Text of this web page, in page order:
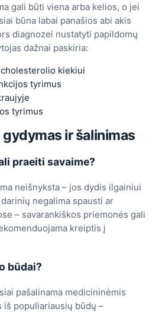
gali būti viena arba kelios, o jei
būna labai panašios abi akis
diagnozei nustatyti papildomų
dažnai paskiria:
kiekiui
tyrimus
tyrimus
ir šalinimas
praeiti savaime?
neišnyksta – jos dydis ilgainiui
negalima spausti ar
– savarankiškos priemonės gali
kreiptis į
būdai?
pašalinama medicininėmis
iš populiariausių būdų –